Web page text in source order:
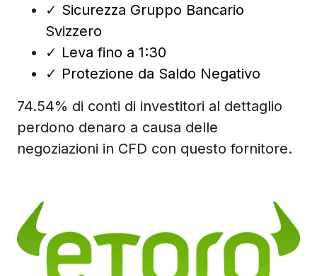
✓ Sicurezza Gruppo Bancario
Svizzero
✓ Leva fino a 1:30
✓ Protezione da Saldo Negativo
74.54% di conti di investitori al dettaglio
perdono denaro a causa delle
negoziazioni in CFD con questo fornitore.